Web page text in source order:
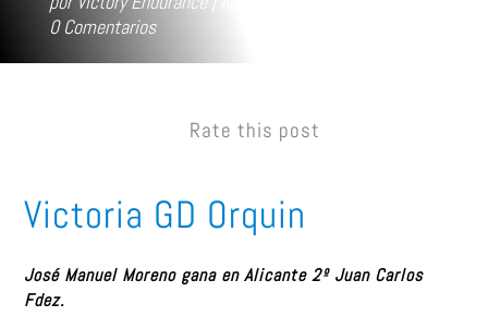
0 Comentarios
Rate this post
Victoria GD Orquin
José Manuel Moreno gana en Alicante 2º Juan Carlos
Fdez.